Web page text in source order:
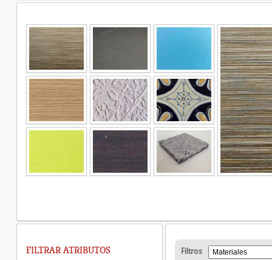
Filtros
FILTRAR ATRIBUTOS